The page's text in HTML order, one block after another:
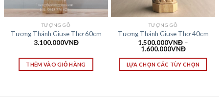
TƯỢNG GỖ
Tượng Thánh Giuse Thợ 60cm
3.100.000VNĐ
THÊM VÀO GIỎ HÀNG
TƯỢNG GỖ
Tượng Thánh Giuse Thợ 40cm
1.500.000VNĐ –
1.600.000VNĐ
LỰA CHỌN CÁC TÙY CHỌN